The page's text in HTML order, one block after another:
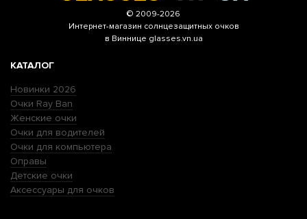
© 2009-2026
Интернет-магазин солнцезащитных очков
в Виннице glasses.vn.ua
КАТАЛОГ
Новинки 2026
Очки Ray Ban
Женские очки
Очки для водителей
Очки для компьютера
Оправы
Детские очки
Аксессуары для очков